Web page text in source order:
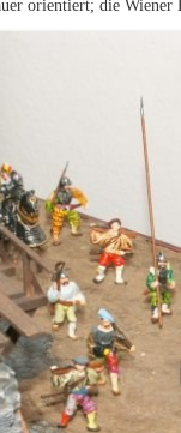
orientiert; die